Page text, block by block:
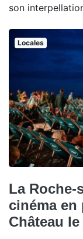
son
Locales
La Roche-
cinéma
Château